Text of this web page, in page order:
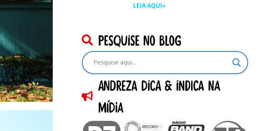
LEIA AQUI»
pesquise no blog
Andreza dica & indica na
Mídia